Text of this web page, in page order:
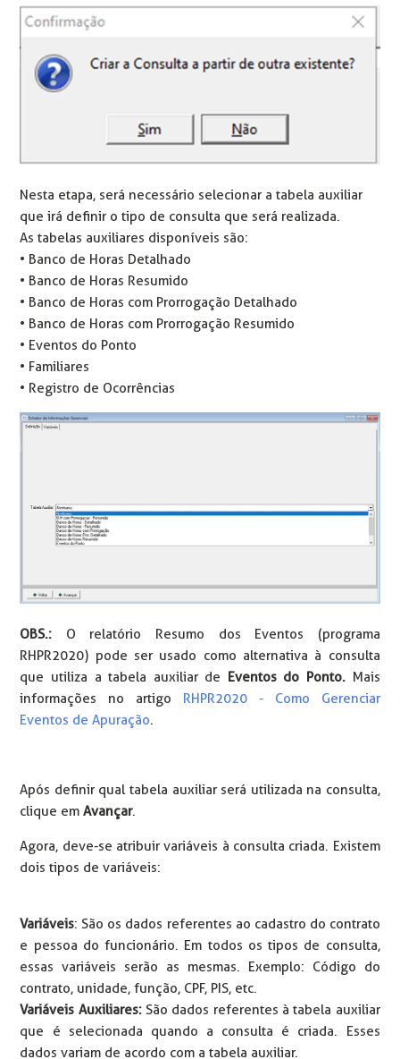
Nesta etapa, será necessário selecionar a tabela auxiliar
que irá definir o tipo de consulta que será realizada.
As tabelas auxiliares disponíveis são:
• Banco de Horas Detalhado
• Banco de Horas Resumido
• Banco de Horas com Prorrogação Detalhado
• Banco de Horas com Prorrogação Resumido
• Eventos do Ponto
• Familiares
• Registro de Ocorrências
OBS.: O relatório Resumo dos Eventos (programa
RHPR2020) pode ser usado como alternativa à consulta
que utiliza a tabela auxiliar de Eventos do Ponto. Mais
informações no artigo RHPR2020 - Como Gerenciar
Eventos de Apuração.
Após definir qual tabela auxiliar será utilizada na consulta,
clique emAvançar.
Agora, deve-se atribuir variáveis à consulta criada. Existem
dois tipos de variáveis:
Variáveis: São os dados referentes ao cadastro do contrato
e pessoa do funcionário. Em todos os tipos de consulta,
essas variáveis serão as mesmas. Exemplo: Código do
contrato, unidade, função, CPF, PIS, etc.
Variáveis Auxiliares:São dados referentes à tabela auxiliar
que é selecionada quando a consulta é criada. Esses
dados variam de acordo com a tabela auxiliar.